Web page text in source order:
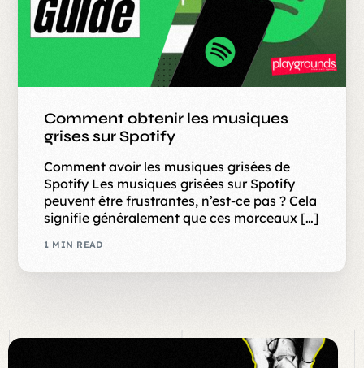
Comment obtenir les musiques
grises sur Spotify
Comment avoir les musiques grisées de
Spotify Les musiques grisées sur Spotify
peuvent être frustrantes, n’est-ce pas ? Cela
signifie généralement que ces morceaux […]
1 MIN READ